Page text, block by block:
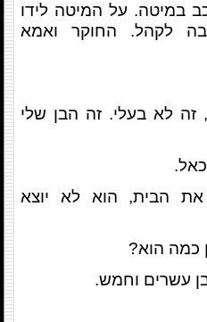
במיטה. על המיטה לידו
לקהל. החוקר ואמא
לא בעלי. זה הבן שלי
הבית, הוא לא יוצא
כמה הוא?
עשרים וחמש.